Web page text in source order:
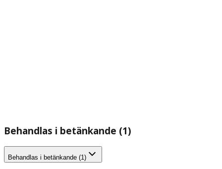
Behandlas i betänkande (1)
Behandlas i betänkande (1)